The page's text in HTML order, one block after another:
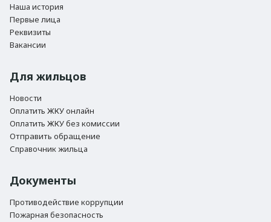
Наша история
Первые лица
Реквизиты
Вакансии
Для жильцов
Новости
Оплатить ЖКУ онлайн
Оплатить ЖКУ без комиссии
Отправить обращение
Справочник жильца
Документы
Противодействие коррупции
Пожарная безопасность